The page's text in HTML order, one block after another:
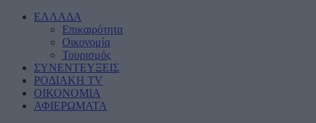
ΕΛΛΑΔΑ
Eπικαιρότητα
Οικονομία
Τουρισμός
ΣΥΝΕΝΤΕΥΞΕΙΣ
ΡΟΔΙΑΚΗ TV
ΟΙΚΟΝΟΜΙΑ
ΑΦΙΕΡΩΜΑΤΑ